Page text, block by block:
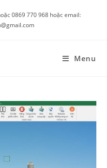
0869 770 968 hoặc email:
Menu